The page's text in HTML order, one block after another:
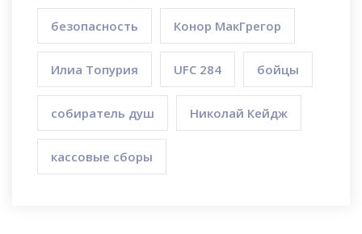
безопасность Конор МакГрегор
Илиа Топурия UFC 284 бойцы
собиратель душ Николай Кейдж
кассовые сборы